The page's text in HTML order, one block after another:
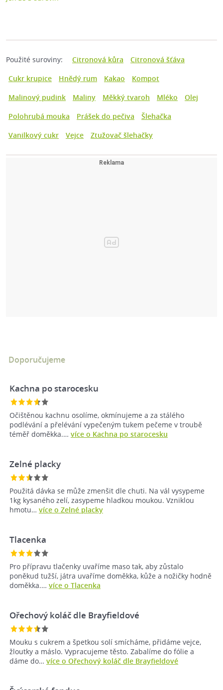
Použité suroviny: Citronová kůra
Citronová šťáva
Cukr krupice
Hnědý rum Kakao
Kompot
Malinový pudink
Maliny Měkký tvaroh Mléko
Olej
Polohrubá mouka
Prášek do pečiva
Šlehačka
Vanilkový cukr
Vejce Ztužovač šlehačky
Doporučujeme
Kachna po starocesku
Očištěnou kachnu osolíme, okmínujeme a za stálého
podlévání a přelévání vypečeným tukem pečeme v troubě
téměř doměkka.… více o Kachna po starocesku
Zelné placky
Použitá dávka se může zmenšit dle chuti. Na vál vysypeme
1kg kysaného zelí, zasypeme hladkou moukou. Vzniklou
hmotu… více o Zelné placky
Tlacenka
Pro přípravu tlačenky uvaříme maso tak, aby zůstalo
poněkud tužší, játra uvaříme doměkka, kůže a nožičky hodně
doměkka.… více o Tlacenka
Ořechový koláč dle Brayfieldové
Mouku s cukrem a špetkou solí smícháme, přidáme vejce,
žloutky a máslo. Vypracujeme těsto. Zabalíme do fólie a
dáme do… více o Ořechový koláč dle Brayfieldové